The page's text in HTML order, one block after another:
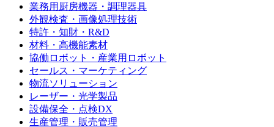
業務用厨房機器・調理器具
外観検査・画像処理技術
特許・知財・R&D
材料・高機能素材
協働ロボット・産業用ロボット
セールス・マーケティング
物流ソリューション
レーザー・光学製品
設備保全・点検DX
生産管理・販売管理